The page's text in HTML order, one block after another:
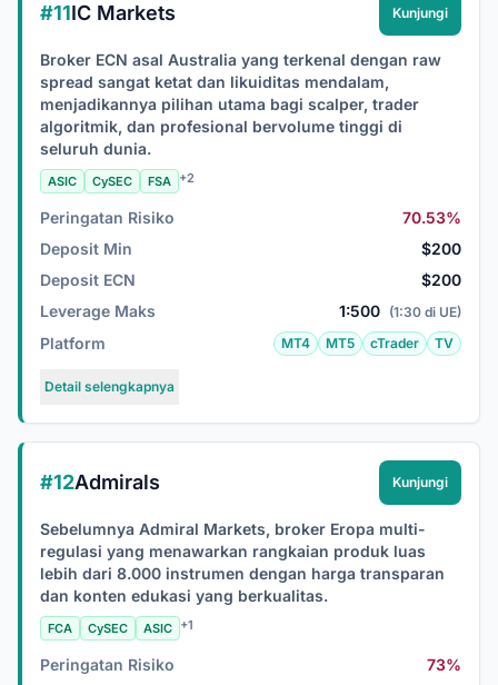
#11IC Markets Kunjungi
Broker ECN asal Australia yang terkenal dengan raw
spread sangat ketat dan likuiditas mendalam,
menjadikannya pilihan utama bagi scalper, trader
algoritmik, dan profesional bervolume tinggi di
seluruh dunia.
ASIC CySEC FSA +2
Peringatan Risiko
70.53%
Deposit Min
$200
Deposit ECN
$200
Leverage Maks
1:500 (1:30 di UE)
Platform MT4 MT5 cTrader TV
Detail selengkapnya
#12Admirals Kunjungi
Sebelumnya Admiral Markets, broker Eropa multi-
regulasi yang menawarkan rangkaian produk luas
lebih dari 8.000 instrumen dengan harga transparan
dan konten edukasi yang berkualitas.
FCA CySEC ASIC +1
Peringatan Risiko
73%